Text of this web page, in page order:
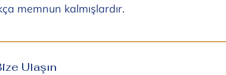
memnun kalmışlardır.
Ulaşın